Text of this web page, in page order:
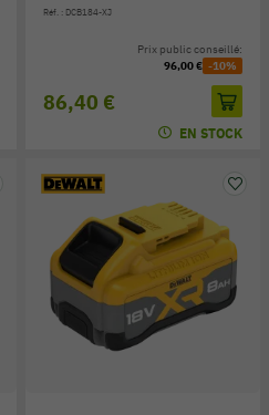
Réf. : DCB184-XJ
86,40 €
Prix public conseillé:
96,00 € -10%
EN STOCK